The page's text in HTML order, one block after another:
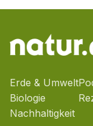
Erde & Umwelt
Biologie
Nachhaltigkeit